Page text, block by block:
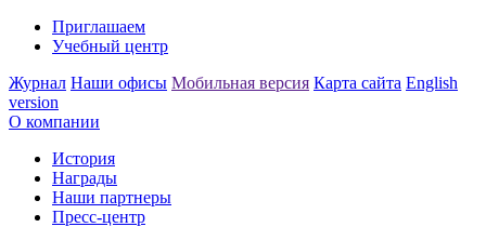
Приглашаем
Учебный центр
Журнал Наши офисы Мобильная версия Карта сайта English
version
О компании
История
Награды
Наши партнеры
Пресс-центр